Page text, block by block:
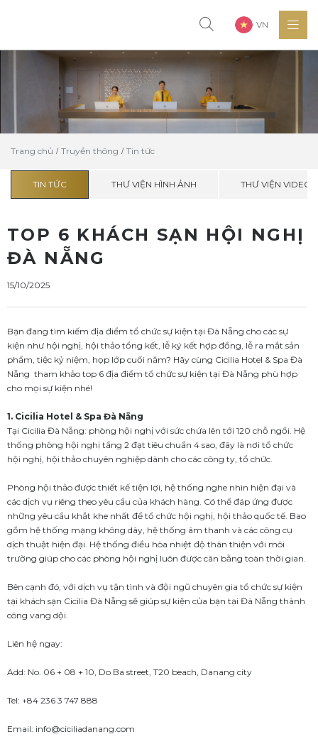
VN
Trang chủ Truyền thông Tin tức
TIN TỨC THƯ VIỆN HÌNH ẢNH THƯ VIỆN VIDEO
TOP 6 KHÁCH SẠN HỘI NGHỊ
ĐÀ NẴNG
15/10/2025
Bạn đang tìm kiếm địa điểm tổ chức sự kiện tại Đà Nẵng cho các sự
kiện như hội nghị, hội thảo tổng kết, lễ ký kết hợp đồng, lễ ra mắt sản
phẩm, tiệc kỷ niệm, họp lớp cuối năm? Hãy cùng Cicilia Hotel & Spa Đà
Nẵng tham khảo top 6 địa điểm tổ chức sự kiện tại Đà Nẵng phù hợp
cho mọi sự kiện nhé!
1. Cicilia Hotel & Spa Đà Nẵng
Tại Cicilia Đà Nẵng: phòng hội nghị với sức chứa lên tới 120 chỗ ngồi. Hệ
thống phòng hội nghị tầng 2 đạt tiêu chuẩn 4 sao, đây là nơi tổ chức
hội nghị, hội thảo chuyên nghiệp dành cho các công ty, tổ chức.
Phòng hội thảo được thiết kế tiện lợi, hệ thống nghe nhìn hiện đại và
các dịch vụ riêng theo yêu cầu của khách hàng. Có thể đáp ứng được
những yêu cầu khắt khe nhất để tổ chức hội nghị, hội thảo quốc tế. Bao
gồm hệ thống mạng không dây, hệ thống âm thanh và các công cụ
dịch thuật hiện đại. Hệ thống điều hòa nhiệt độ thân thiện với môi
trường giúp cho các phòng hội nghị luôn được cân bằng toàn thời gian.
Bên cạnh đó, với dịch vụ tận tình và đội ngũ chuyên gia tổ chức sự kiện
tại khách sạn Cicilia Đà Nẵng sẽ giúp sự kiện của bạn tại Đà Nẵng thành
công vang dội.
Liên hệ ngay:
Add: No. 06 + 08 + 10, Do Ba street, T20 beach, Danang city
Tel: +84 236 3 747 888
Email: info@ciciliadanang.com